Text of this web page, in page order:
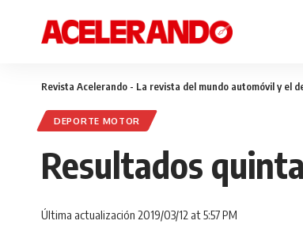
Revista Acelerando - La revista del mundo automóvil y el
DEPORTE MOTOR
Resultados
Última actualización 2019/03/12 at 5:57 PM